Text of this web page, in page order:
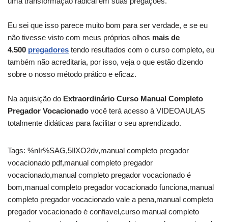
Eu sei que isso parece muito bom para ser verdade, e se eu
não tivesse visto com meus próprios olhos mais de
4.500 pregadores tendo resultados com o curso completo, eu
também não acreditaria, por isso, veja o que estão dizendo
sobre o nosso método prático e eficaz.
Na aquisição do Extraordinário Curso Manual Completo
Pregador Vocacionado você terá acesso à VIDEOAULAS
totalmente didáticas para facilitar o seu aprendizado.
Tags: %nIr%SAG,5IlXO2dv,manual completo pregador
vocacionado pdf,manual completo pregador
vocacionado,manual completo pregador vocacionado é
bom,manual completo pregador vocacionado funciona,manual
completo pregador vocacionado vale a pena,manual completo
pregador vocacionado é confiavel,curso manual completo